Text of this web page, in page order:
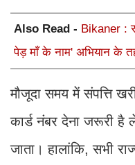
Also Read - Bikaner :
पेड़ माँ के नाम' अभियान के
मौजूदा समय में संपत्ति
कार्ड नंबर देना जरूरी है
जाता। हालांकि, सभी